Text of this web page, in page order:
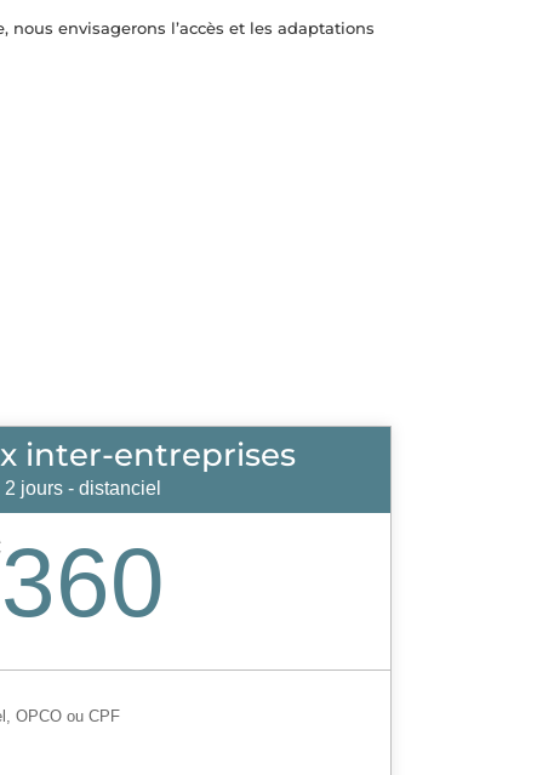
nous envisagerons l’accès et les adaptations
inter-entreprises
2 jours - distanciel
360
OPCO ou CPF